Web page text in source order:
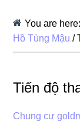
You are here:
Hồ Tùng Mậu /
Tiến độ
Chung cư